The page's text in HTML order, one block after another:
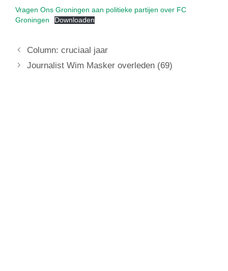
Vragen Ons Groningen aan politieke partijen over FC
Groningen
Downloaden
Column: cruciaal jaar
Journalist Wim Masker overleden (69)